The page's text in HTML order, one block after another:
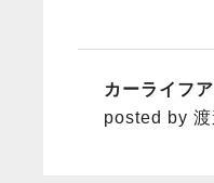
カーライフ
posted by